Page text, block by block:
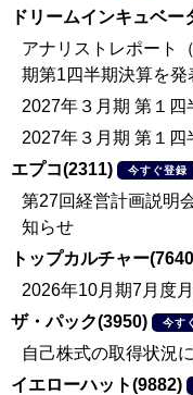
ドリームインキュベー
アナリストレポート
期第1四半期決算を発
2027年３月期 第１
2027年３月期 第１四
エプコ(2311)
今すぐ登録
第27回経営計画説明
知らせ
トップカルチャー
2026年10月期7月度
ザ・パック(3950)
今す
自己株式の取得状況
イエローハット(9882)